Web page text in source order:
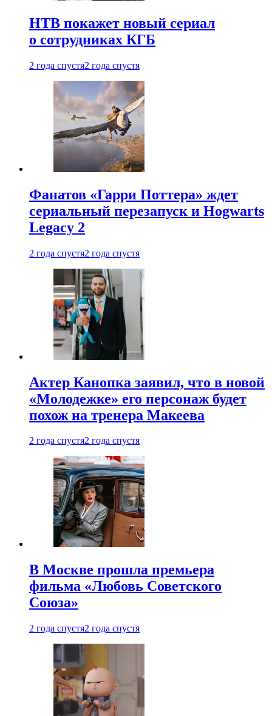
НТВ покажет новый сериал
о сотрудниках КГБ
2 года спустя2 года спустя
Фанатов «Гарри Поттера» ждет
сериальный перезапуск и Hogwarts
Legacy 2
2 года спустя2 года спустя
Актер Канопка заявил, что в новой
«Молодежке» его персонаж будет
похож на тренера Макеева
2 года спустя2 года спустя
В Москве прошла премьера
фильма «Любовь Советского
Союза»
2 года спустя2 года спустя